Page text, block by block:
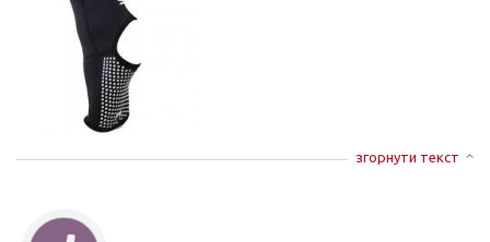
згорнути текст